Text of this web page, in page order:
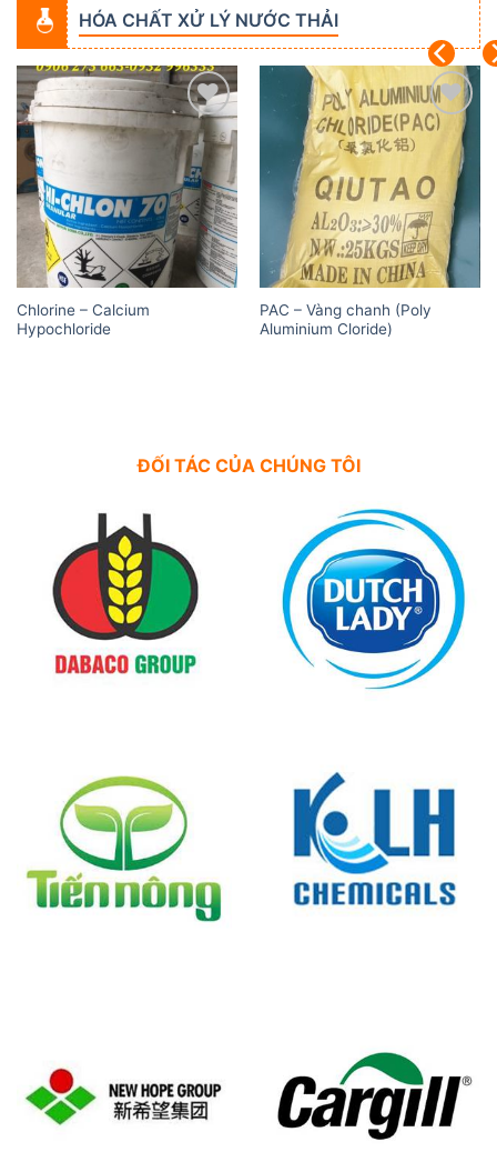
HÓA CHẤT XỬ LÝ NƯỚC THẢI
Add to
wishlist
Chlorine – Calcium
Hypochloride
Add to
wishlist
PAC – Vàng chanh (Poly
Aluminium Cloride)
ĐỐI TÁC CỦA CHÚNG TÔI